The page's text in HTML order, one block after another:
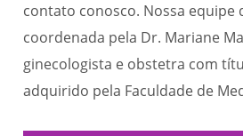
contato conosco. Nossa equipe
coordenada pela Dr. Mariane
ginecologista e obstetra com
adquirido pela Faculdade de